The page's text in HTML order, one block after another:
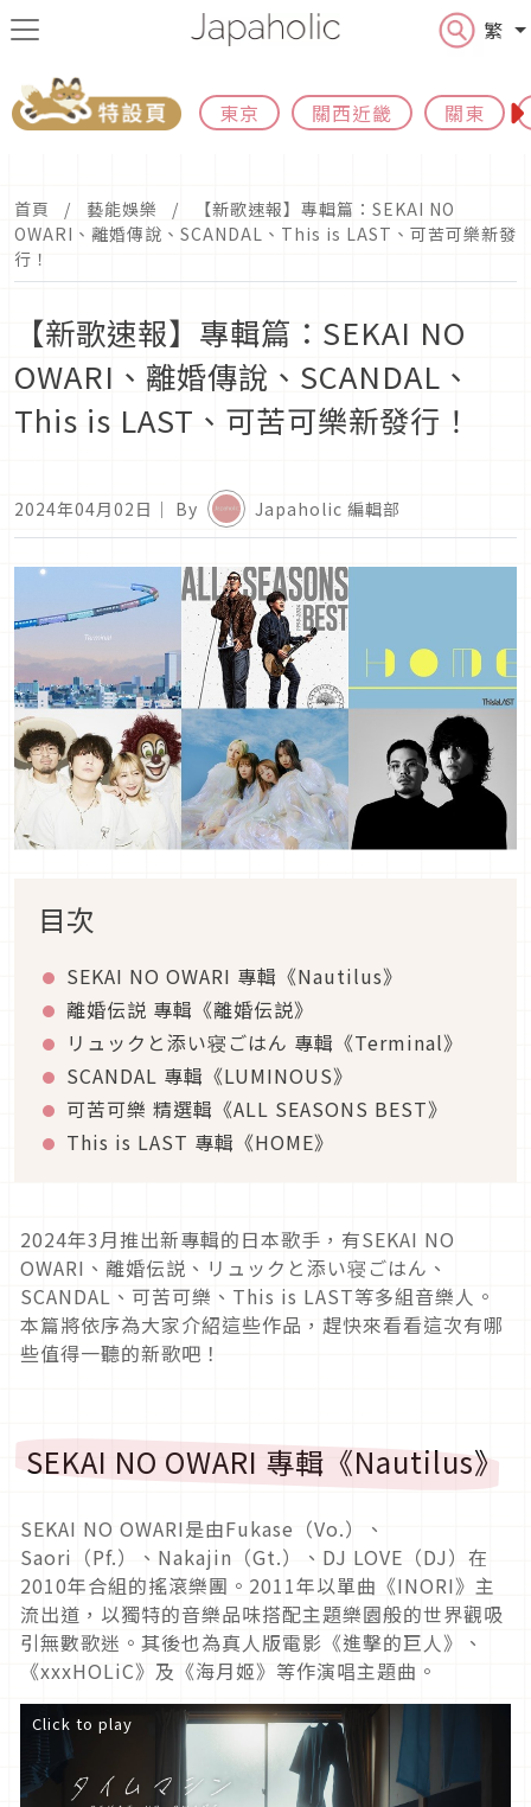
繁
東京 關西近畿 關東
首頁 藝能娛樂
【新歌速報】專輯篇：SEKAI NO
OWARI、離婚傳說、SCANDAL、This is LAST、可苦可樂新發
行！
【新歌速報】專輯篇：SEKAI NO
OWARI、離婚傳說、SCANDAL、
This is LAST、可苦可樂新發行！
2024年04月02日 ｜ By Japaholic 編輯部
目次
SEKAI NO OWARI 專輯《Nautilus》
離婚伝説 專輯《離婚伝説》
リュックと添い寝ごはん 專輯《Terminal》
SCANDAL 專輯《LUMINOUS》
可苦可樂 精選輯《ALL SEASONS BEST》
This is LAST 專輯《HOME》
2024年3月推出新專輯的日本歌手，有SEKAI NO
OWARI、離婚伝説、リュックと添い寝ごはん、
SCANDAL、可苦可樂、This is LAST等多組音樂人。
本篇將依序為大家介紹這些作品，趕快來看看這次有哪
些值得一聽的新歌吧！
SEKAI NO OWARI 專輯《Nautilus》
SEKAI NO OWARI是由Fukase （Vo.）、
Saori （Pf.）、 Nakajin （Gt.）、 DJ LOVE （DJ）在
2010年合組的搖滾樂團。 2011年以單曲《INORI》主
流出道，以獨特的音樂品味搭配主題樂園般的世界觀吸
引無數歌迷。其後也為真人版電影《進擊的巨人》、
《xxxHOLiC》及《海月姬》等作演唱主題曲。
Click to play